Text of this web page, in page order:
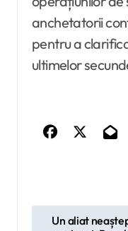
anchetatorii
pentru a
ultimelor
Un aliat